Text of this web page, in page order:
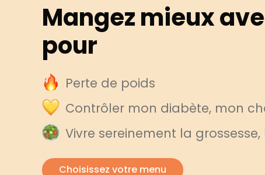
Mangez mieux
pour
Perte de poids
Contrôler mon diabète, mon
Vivre sereinement la
Choisissez votre menu